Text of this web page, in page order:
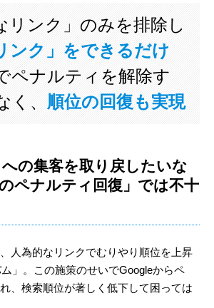
リンク」のみを排除し
ンク」をできるだけ
ペナルティを解除す
く、 順位の回復も実現
の集客を取り戻したいな
ペナルティ回復」では不十
人為的なリンクでむりやり順位を上昇
」。この施策のせいでGoogleからペ
、検索順位が著しく低下して困っては